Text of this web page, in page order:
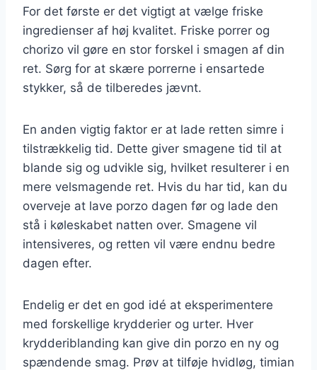
For det første er det vigtigt at vælge friske
ingredienser af høj kvalitet. Friske porrer og
chorizo vil gøre en stor forskel i smagen af din
ret. Sørg for at skære porrerne i ensartede
stykker, så de tilberedes jævnt.
En anden vigtig faktor er at lade retten simre i
tilstrækkelig tid. Dette giver smagene tid til at
blande sig og udvikle sig, hvilket resulterer i en
mere velsmagende ret. Hvis du har tid, kan du
overveje at lave porzo dagen før og lade den
stå i køleskabet natten over. Smagene vil
intensiveres, og retten vil være endnu bedre
dagen efter.
Endelig er det en god idé at eksperimentere
med forskellige krydderier og urter. Hver
krydderiblanding kan give din porzo en ny og
spændende smag. Prøv at tilføje hvidløg, timian